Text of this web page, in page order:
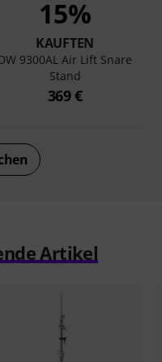
15%
KAUFTEN
9300AL Air Lift Snare
Stand
369 €
Artikel